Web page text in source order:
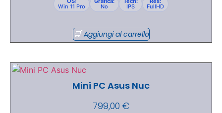
Win 11 Pro No IPS FullHD
Aggiungi al carrello
Mini PC Asus Nuc
799,00 €